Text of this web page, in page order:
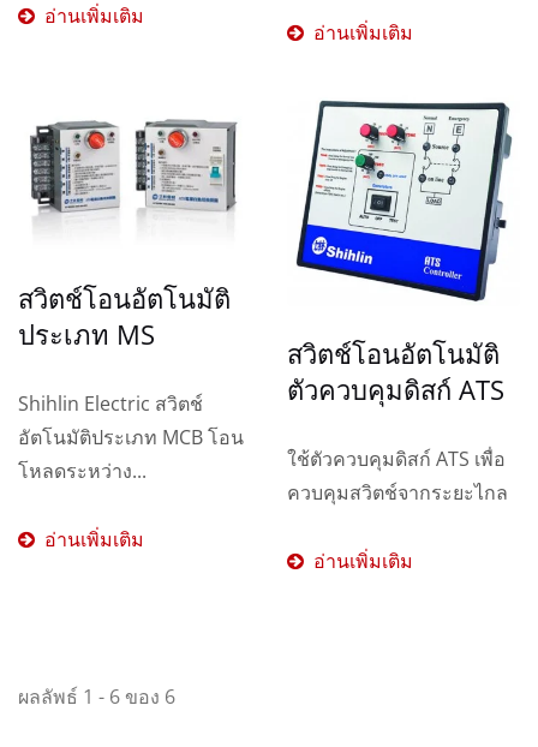
อ่านเพิ่มเติม
อ่านเพิ่มเติม
สวิตช์โอนอัตโนมัติ
ประเภท MS
Shihlin Electric สวิตช์
อัตโนมัติประเภท MCB โอน
โหลดระหว่าง...
อ่านเพิ่มเติม
สวิตช์โอนอัตโนมัติ
ตัวควบคุมดิสก์ ATS
ใช้ตัวควบคุมดิสก์ ATS เพื่อ
ควบคุมสวิตช์จากระยะไกล
อ่านเพิ่มเติม
ผลลัพธ์ 1 - 6 ของ 6